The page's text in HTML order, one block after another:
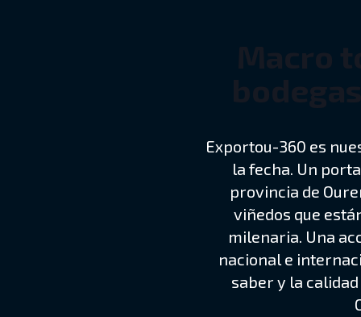
Exportou-360 es
la fecha. Un
provincia de
viñedos que
milenaria. Una
nacional e
saber y la